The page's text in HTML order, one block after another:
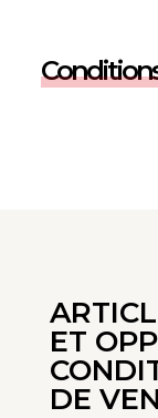
ET
DE